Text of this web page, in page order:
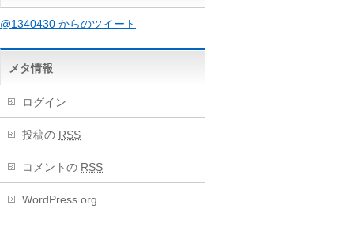
@1340430 からのツイート
メタ情報
ログイン
投稿の RSS
コメントの RSS
WordPress.org